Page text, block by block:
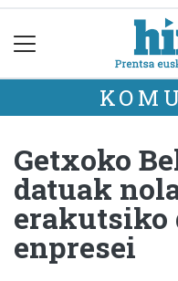
Getxoko
datuak
erakutsiko
enpresei